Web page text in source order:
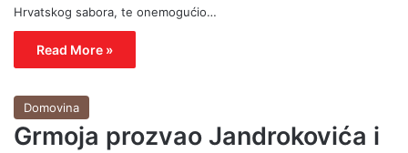
Hrvatskog sabora, te onemogućio…
Read More »
Domovina
Grmoja prozvao Jandrokovića i